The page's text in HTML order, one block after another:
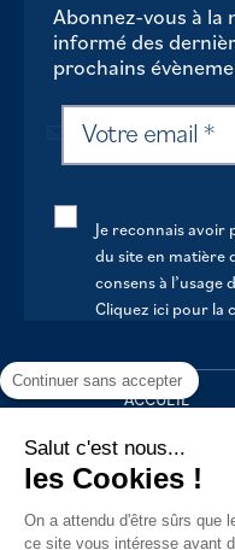
Abonnez-vous à
informé des
prochains
Je reconnais avoir
du site en matière
consens à l’usage
Cliquez ici pour la
ACCUEIL
VOTRE MAIRIE
VOTRE QUOTIDIEN
AU FIL DE LA VIE
Continuer sans accepter
Salut c'est nous...
les Cookies !
On a attendu d'être sûrs que
ce site vous intéresse avant